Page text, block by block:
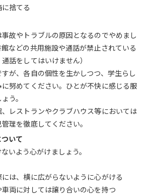
捨てる
故やトラブルの原因となるのでやめまし
館などの共用施設や通話が禁止されている
話をしてはいけません）
が、各自の個性を生かしつつ、学生らし
に努めてください。ひとが不快に感じる服
う。
レストランやクラブハウス等においては
理を徹底してください。
いて
いよう心がけましょう。
は、横に広がらないように心がける
両に対しては譲り合いの心を持つ